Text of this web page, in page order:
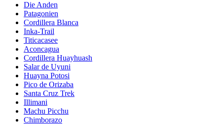
Die Anden
Patagonien
Cordillera Blanca
Inka-Trail
Titicacasee
Aconcagua
Cordillera Huayhuash
Salar de Uyuni
Huayna Potosi
Pico de Orizaba
Santa Cruz Trek
Illimani
Machu Picchu
Chimborazo